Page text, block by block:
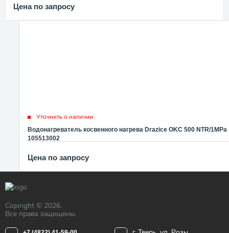
Цена по запросу
Уточнить о наличии
Водонагреватель косвенного нагрева Drazice OKC 500 NTR/1MPa
105513002
Цена по запросу
Copiright © 2026.
Все права защищены.